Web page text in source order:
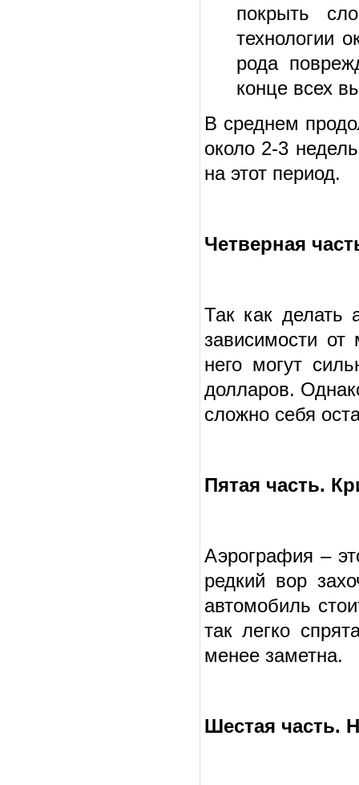
покрыть
технологии
рода
конце всех
В среднем
около 2-3
на этот период.
Четверная
Так как делать
зависимости
него могут
долларов.
сложно себя
Пятая часть.
Аэрография –
редкий вор
автомобиль
так легко
менее заметна.
Шестая часть.